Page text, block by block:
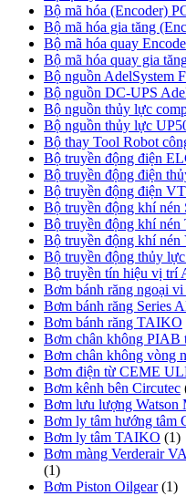
Bộ mã hóa (Encoder)
Bộ mã hóa gia tăng
Bộ mã hóa quay
Bộ mã hóa quay gia
Bộ nguồn AdelSystem
Bộ nguồn DC-UPS
Bộ nguồn thủy lực
Bộ nguồn thủy lực
Bộ thay Tool Robot
Bộ truyền động điện
Bộ truyền động điện
Bộ truyền động điện
Bộ truyền động khí
Bộ truyền động khí nén
Bộ truyền động khí
Bộ truyền động thủy
Bộ truyền tín hiệu vị trí
Bơm bánh răng ngoại
Bơm bánh răng Series
Bơm bánh răng TAIKO
Bơm chân không PIAB
Bơm chân không vòng
Bơm điện từ CEME
Bơm kênh bên Circutec
Bơm lưu lượng Watson
Bơm ly tâm hướng tâm
Bơm ly tâm TAIKO (1)
Bơm màng Verderair
(1)
Bơm Piston Oilgear (1)